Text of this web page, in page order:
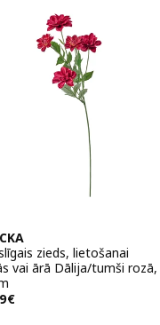
zieds, lietošanai
vai ārā Dālija/tumši rozā,
€ 2,99€